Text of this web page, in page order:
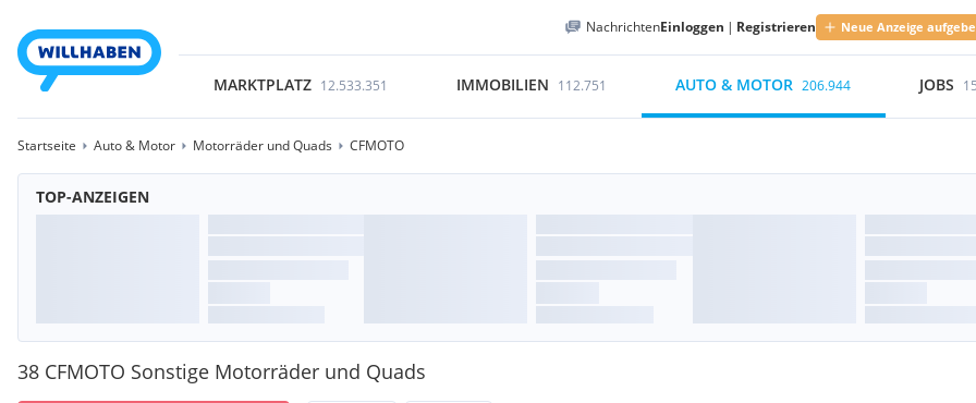
NachrichtenEinloggen | Registrieren Neue Anzeige
MARKTPLATZ 12.533.351 IMMOBILIEN 112.751 AUTO & MOTOR 206.944 JOBS
Startseite Auto & Motor Motorräder und Quads CFMOTO
TOP-ANZEIGEN
38 CFMOTO Sonstige Motorräder und Quads